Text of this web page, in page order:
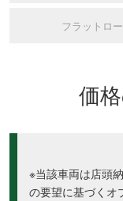
フラットロー
価
※当該車両は店頭
の要望に基づくオ